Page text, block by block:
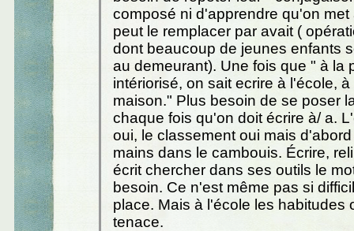
composé ni d'apprendre qu'on met
peut le remplacer par avait (
dont beaucoup de jeunes enfants
au demeurant). Une fois que " à la
intériorisé, on sait ecrire à l'école,
maison." Plus besoin de se poser
chaque fois qu'on doit écrire à/ a.
oui, le classement oui mais
mains dans le cambouis. Écrire,
écrit chercher dans ses outils le
besoin. Ce n'est même pas si
place. Mais à l'école les habitudes
tenace.